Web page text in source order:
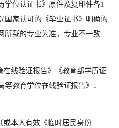
学位认证书》原件及复印件各1
国家认可的《毕业证书》明确的
所载的专业为准，专业不一致
在线验证报告》《教育部学历证
等教育学位在线验证报告》1
或本人有效《临时居民身份